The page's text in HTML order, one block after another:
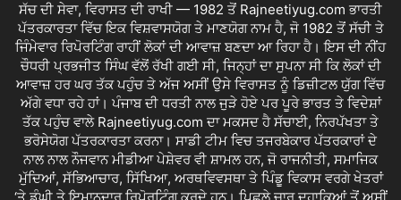
ਸੱਚ ਦੀ ਸੇਵਾ, ਵਿਰਾਸਤ ਦੀ ਰਾਖੀ — 1982 ਤੋਂ Rajneetiyug.com ਭਾਰਤੀ
ਪੱਤਰਕਾਰਤਾ ਵਿੱਚ ਇਕ ਵਿਸ਼ਵਾਸਯੋਗ ਤੇ ਮਾਣਯੋਗ ਨਾਮ ਹੈ, ਜੋ 1982 ਤੋਂ ਸੱਚੀ ਤੇ
ਜਿੰਮੇਵਾਰ ਰਿਪੋਰਟਿੰਗ ਰਾਹੀਂ ਲੋਕਾਂ ਦੀ ਆਵਾਜ਼ ਬਣਦਾ ਆ ਰਿਹਾ ਹੈ। ਇਸ ਦੀ ਨੀਂਹ
ਚੌਧਰੀ ਪ੍ਰਭਜੀਤ ਸਿੰਘ ਵੱਲੋਂ ਰੱਖੀ ਗਈ ਸੀ, ਜਿਨ੍ਹਾਂ ਦਾ ਸੁਪਨਾ ਸੀ ਕਿ ਲੋਕਾਂ ਦੀ
ਆਵਾਜ਼ ਹਰ ਘਰ ਤੱਕ ਪਹੁੰਚ ਤੇ ਅੱਜ ਅਸੀਂ ਉਸੇ ਵਿਰਾਸਤ ਨੂੰ ਡਿਜ਼ੀਟਲ ਯੁੱਗ ਵਿੱਚ
ਅੱਗੇ ਵਧਾ ਰਹੇ ਹਾਂ। ਪੰਜਾਬ ਦੀ ਧਰਤੀ ਨਾਲ ਜੁੜੇ ਹੋਏ ਪਰ ਪੂਰੇ ਭਾਰਤ ਤੇ ਵਿਦੇਸ਼ਾਂ
ਤੱਕ ਪਹੁੰਚ ਵਾਲੇ Rajneetiyug.com ਦਾ ਮਕਸਦ ਹੈ ਸੱਚਾਈ, ਨਿਰਪੱਖਤਾ ਤੇ
ਭਰੋਸੇਯੋਗ ਪੱਤਰਕਾਰਤਾ ਕਰਨਾ। ਸਾਡੀ ਟੀਮ ਵਿਚ ਤਜਰਬੇਕਾਰ ਪੱਤਰਕਾਰਾਂ ਦੇ
ਨਾਲ ਨਾਲ ਨੌਜਵਾਨ ਮੀਡੀਆ ਪੇਸ਼ੇਵਰ ਵੀ ਸ਼ਾਮਲ ਹਨ, ਜੋ ਰਾਜਨੀਤੀ, ਸਮਾਜਿਕ
ਮੁੱਦਿਆਂ, ਸੱਭਿਆਚਾਰ, ਸਿੱਖਿਆ, ਅਰਥਵਿਵਸਥਾ ਤੇ ਪਿੰਡੂ ਵਿਕਾਸ ਵਰਗੇ ਖੇਤਰਾਂ